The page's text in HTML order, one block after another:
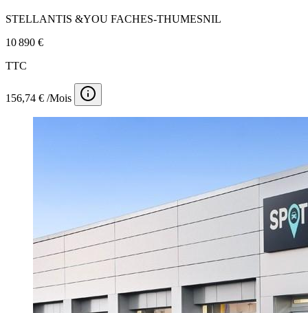
STELLANTIS &YOU FACHES-THUMESNIL
10 890 €
TTC
156,74 € /Mois